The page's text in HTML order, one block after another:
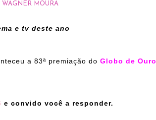
WAGNER MOURA
e tv deste ano
a 83ª premiação do Globo de Ouro
e convido você a responder.